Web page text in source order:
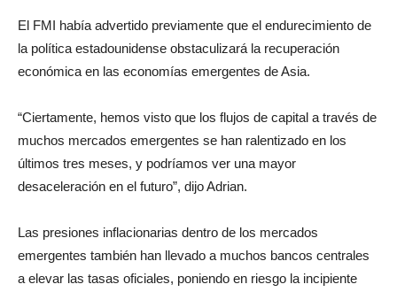
El FMI había advertido previamente que el endurecimiento de
la política estadounidense obstaculizará la recuperación
económica en las economías emergentes de Asia.
“Ciertamente, hemos visto que los flujos de capital a través de
muchos mercados emergentes se han ralentizado en los
últimos tres meses, y podríamos ver una mayor
desaceleración en el futuro”, dijo Adrian.
Las presiones inflacionarias dentro de los mercados
emergentes también han llevado a muchos bancos centrales
a elevar las tasas oficiales, poniendo en riesgo la incipiente